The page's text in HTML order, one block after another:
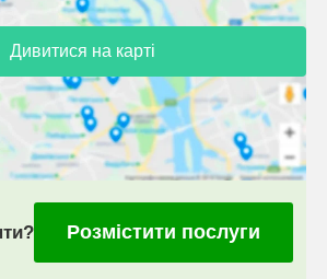
Дивитися на карті
Розмістити послуги